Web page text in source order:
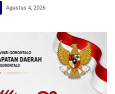
Agustus 4, 2026